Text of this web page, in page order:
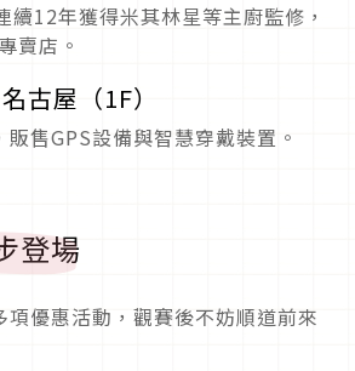
續12年獲得米其林星等主廚監修，
賣店。
古屋（1F）
售GPS設備與智慧穿戴裝置。
登場
項優惠活動，觀賽後不妨順道前來